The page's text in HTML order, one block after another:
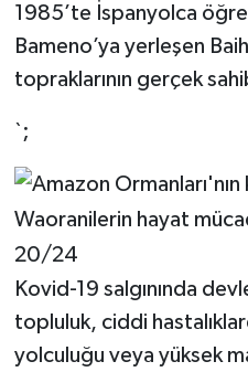
1985’te İspanyolca
Bameno’ya yerleşen
topraklarının gerçek
`;
20/24
Kovid-19 salgınında
topluluk, ciddi
yolculuğu veya yüksek